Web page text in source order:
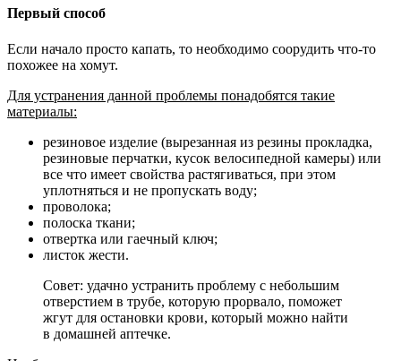
Первый способ
Если начало просто капать, то необходимо соорудить что-то
похожее на хомут.
Для устранения данной проблемы понадобятся такие
материалы:
резиновое изделие (вырезанная из резины прокладка,
резиновые перчатки, кусок велосипедной камеры) или
все что имеет свойства растягиваться, при этом
уплотняться и не пропускать воду;
проволока;
полоска ткани;
отвертка или гаечный ключ;
листок жести.
Совет: удачно устранить проблему с небольшим
отверстием в трубе, которую прорвало, поможет
жгут для остановки крови, который можно найти
в домашней аптечке.